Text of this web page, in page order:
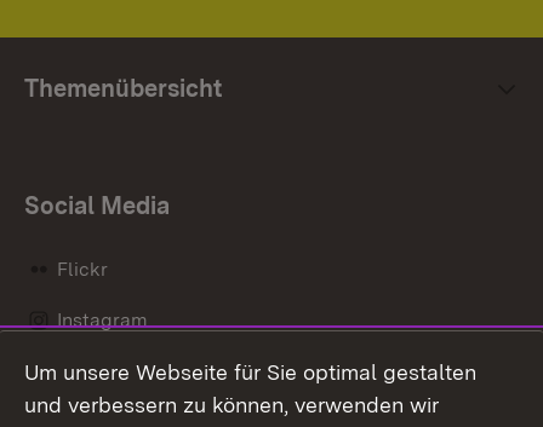
Themenübersicht
Social Media
Flickr
Instagram
Social Wall
Um unsere Webseite für Sie optimal gestalten
und verbessern zu können, verwenden wir